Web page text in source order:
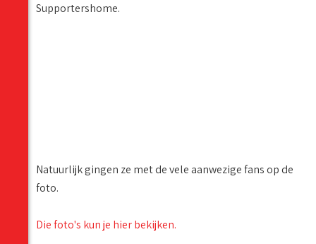
Supportershome.
Natuurlijk gingen ze met de vele aanwezige fans op de
foto.
Die foto's kun je hier bekijken.